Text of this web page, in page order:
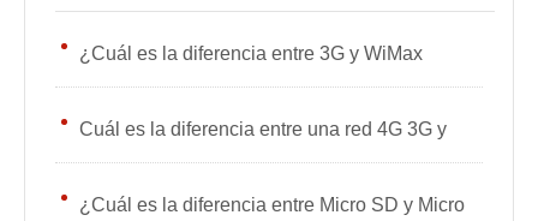
¿Cuál es la diferencia entre 3G y WiMax
Cuál es la diferencia entre una red 4G 3G y
¿Cuál es la diferencia entre Micro SD y Micro